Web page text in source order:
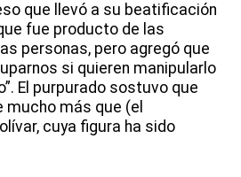
que llevó a su beatificación
fue producto de las
personas, pero agregó que
si quieren manipularlo
El purpurado sostuvo que
mucho más que (el
cuya figura ha sido